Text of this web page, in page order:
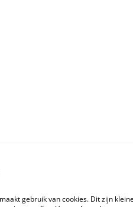
gebruik van cookies. Dit zijn